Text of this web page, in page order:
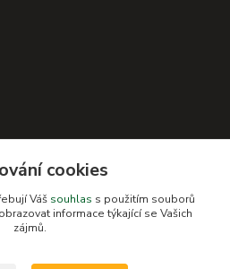
cookies
Váš souhlas s použitím souborů
informace týkající se Vašich
zájmů.